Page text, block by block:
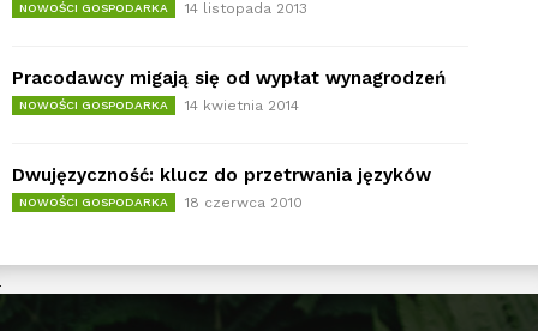
NOWOŚCI GOSPODARKA 14 listopada 2013
Pracodawcy migają się od wypłat wynagrodzeń
NOWOŚCI GOSPODARKA 14 kwietnia 2014
Dwujęzyczność: klucz do przetrwania języków
NOWOŚCI GOSPODARKA 18 czerwca 2010